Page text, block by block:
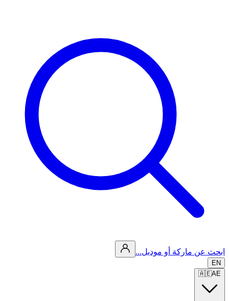
ابحث عن ماركة أو موديل...
EN
🇦🇪AE